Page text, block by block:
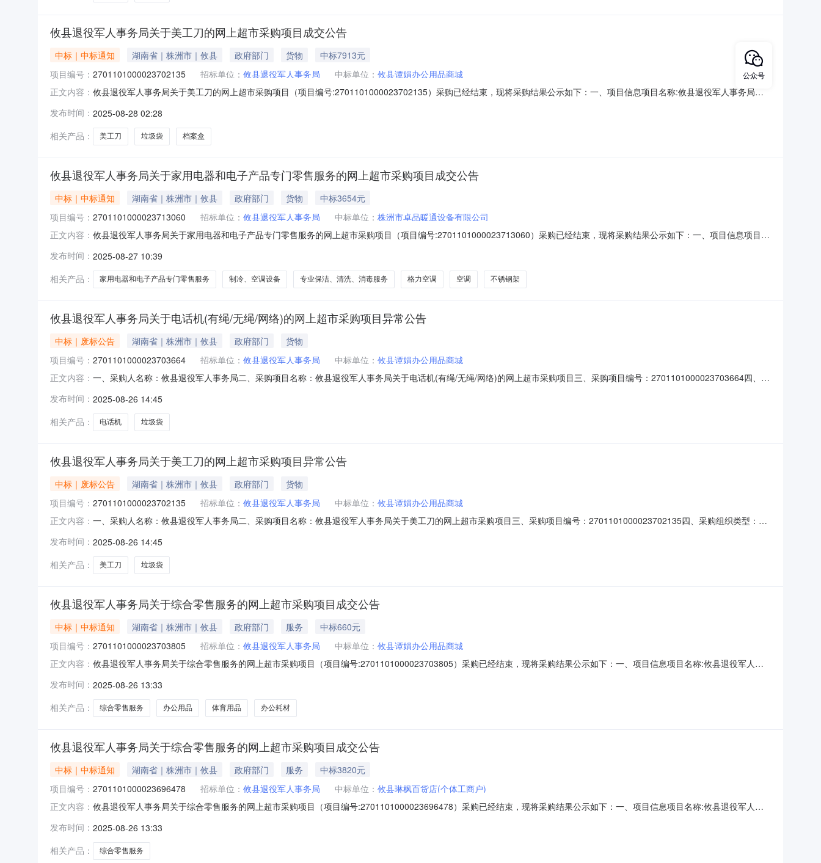
攸县退役军人事务局关于美工刀的网上超市采购项目成交公告
中标｜中标通知 湖南省｜株洲市｜攸县 政府部门 货物
中标7913元
项目编号： 2701101000023702135 招标单位： 攸县退役军人事务局 中标单位： 攸县谭娟办公用品商城
正文内容： 攸县退役军人事务局关于美工刀的网上超市采购项目（项目编号:2701101000023702135）采购已经结束，现将采购结果公示如下：一、项目信息项目名称:攸县退役军人事务局关
市攸县报价起止时间:-二、采购单位信息采购单位名称:攸县退役军人事务局采购单位地址:攸县联星街道交通北路148号采购单位联系人和联系方式:罗音悦子:1897
发布时间： 2025-08-28 02:28
相关产品：
美工刀 垃圾袋 档案盒
攸县退役军人事务局关于家用电器和电子产品专门零售服务的网上超市采购项目成交公告
中标｜中标通知 湖南省｜株洲市｜攸县 政府部门 货物
中标3654元
项目编号： 2701101000023713060 招标单位： 攸县退役军人事务局 中标单位： 株洲市卓品暖通设备有限公司
正文内容： 攸县退役军人事务局关于家用电器和电子产品专门零售服务的网上超市采购项目（项目编号:2701101000023713060）采购已经结束，现将采购结果公示如下：一、项目信息项目名
区划编码:430223项目所在行政区划名称:湖南省株洲市攸县报价起止时间:-二、采购单位信息采购单位名称:攸县退役军人事务局采购单位地址:攸县联星街道交通北路14
发布时间： 2025-08-27 10:39
相关产品：
家用电器和电子产品专门零售服务 制冷、空调设备 专业保洁、清洗、消毒服务 格力空调 空调 不锈钢架
攸县退役军人事务局关于电话机(有绳/无绳/网络)的网上超市采购项目异常公告
中标｜废标公告 湖南省｜株洲市｜攸县 政府部门
货物
项目编号： 2701101000023703664 招标单位： 攸县退役军人事务局 中标单位： 攸县谭娟办公用品商城
正文内容： 一、采购人名称：攸县退役军人事务局二、采购项目名称：攸县退役军人事务局关于电话机(有绳/无绳/网络)的网上超市采购项目三、采购项目编号：2701101000023703664四、采
无绳/网络)]此商品销售价格偏高,高出平均销售价(￥389.98)2.06%；[妙洁背心式垃圾袋40只垃圾袋]此商品销售价格偏高,高出平均销售价(￥5.67)1.41
发布时间： 2025-08-26 14:45
相关产品：
电话机 垃圾袋
攸县退役军人事务局关于美工刀的网上超市采购项目异常公告
中标｜废标公告 湖南省｜株洲市｜攸县 政府部门
货物
项目编号： 2701101000023702135 招标单位： 攸县退役军人事务局 中标单位： 攸县谭娟办公用品商城
正文内容： 一、采购人名称：攸县退役军人事务局二、采购项目名称：攸县退役军人事务局关于美工刀的网上超市采购项目三、采购项目编号：2701101000023702135四、采购组织类型：分
平均销售价(￥9.83)1.73%；[妙洁背心式垃圾袋40只垃圾袋]此商品销售价格偏高,高出平均销售价(￥5.67)1.41%；[塑料水桶]此商品为自有商品；[得力3000
发布时间： 2025-08-26 14:45
相关产品：
美工刀 垃圾袋
攸县退役军人事务局关于综合零售服务的网上超市采购项目成交公告
中标｜中标通知 湖南省｜株洲市｜攸县 政府部门 服务
中标660元
项目编号： 2701101000023703805 招标单位： 攸县退役军人事务局 中标单位： 攸县谭娟办公用品商城
正文内容： 攸县退役军人事务局关于综合零售服务的网上超市采购项目（项目编号:2701101000023703805）采购已经结束，现将采购结果公示如下：一、项目信息项目名称:攸县退役军人事
称:湖南省株洲市攸县报价起止时间:-二、采购单位信息采购单位名称:攸县退役军人事务局采购单位地址:攸县联星街道交通北路148号采购单位联系人和联系方式:罗音悦
发布时间： 2025-08-26 13:33
相关产品：
综合零售服务 办公用品 体育用品 办公耗材
攸县退役军人事务局关于综合零售服务的网上超市采购项目成交公告
中标｜中标通知 湖南省｜株洲市｜攸县 政府部门 服务
中标3820元
项目编号： 2701101000023696478 招标单位： 攸县退役军人事务局 中标单位： 攸县琳枫百货店(个体工商户)
正文内容： 攸县退役军人事务局关于综合零售服务的网上超市采购项目（项目编号:2701101000023696478）采购已经结束，现将采购结果公示如下：一、项目信息项目名称:攸县退役军人事
称:湖南省株洲市攸县报价起止时间:-二、采购单位信息采购单位名称:攸县退役军人事务局采购单位地址:攸县联星街道交通北路148号采购单位联系人和联系方式:罗音悦
发布时间： 2025-08-26 13:33
相关产品：
综合零售服务
公众号